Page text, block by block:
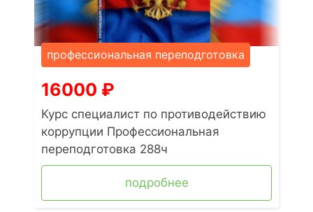
профессиональная переподготовка
16000 ₽
Курс специалист по противодействию
коррупции Профессиональная
переподготовка 288ч
подробнее